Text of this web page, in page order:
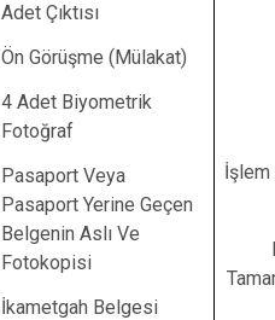
Adet Çıktısı
Ön Görüşme (Mülakat)
4 Adet Biyometrik
Fotoğraf
Pasaport Veya
Pasaport Yerine Geçen
Belgenin Aslı Ve
Fotokopisi
İkametgah Belgesi
İşlem